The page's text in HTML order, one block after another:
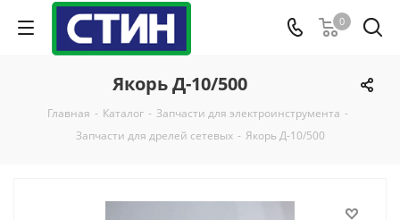
0
Якорь Д-10/500
Главная - Каталог - Запчасти для электроинструмента -
Запчасти для дрелей сетевых - Якорь Д-10/500